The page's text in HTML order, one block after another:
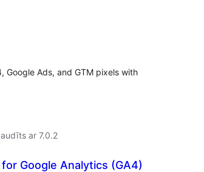
Google Ads, and GTM pixels with
ar 7.0.2
Google Analytics (GA4)